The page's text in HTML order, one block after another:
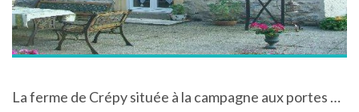
La ferme de Crépy située à la campagne aux portes de Metz à Peltre en Moselle en Lorraine